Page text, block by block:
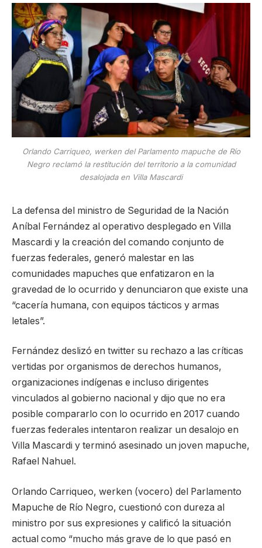
Orlando Carriqueo, werken del Parlamento mapuche de Río
Negro reclamó la restitución del territorio a la comunidad
desalojada en Villa Mascardi
La defensa del ministro de Seguridad de la Nación
Aníbal Fernández al operativo desplegado en Villa
Mascardi y la creación del comando conjunto de
fuerzas federales, generó malestar en las
comunidades mapuches que enfatizaron en la
gravedad de lo ocurrido y denunciaron que existe una
“cacería humana, con equipos tácticos y armas
letales”.
Fernández deslizó en twitter su rechazo a las críticas
vertidas por organismos de derechos humanos,
organizaciones indígenas e incluso dirigentes
vinculados al gobierno nacional y dijo que no era
posible compararlo con lo ocurrido en 2017 cuando
fuerzas federales intentaron realizar un desalojo en
Villa Mascardi y terminó asesinado un joven mapuche,
Rafael Nahuel.
Orlando Carriqueo, werken (vocero) del Parlamento
Mapuche de Río Negro, cuestionó con dureza al
ministro por sus expresiones y calificó la situación
actual como “mucho más grave de lo que pasó en